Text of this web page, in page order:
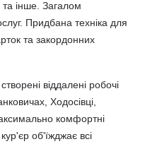
інше. Загалом
Придбана техніка для
та закордонних
віддалені робочі
Ходосівці,
комфортні
об'їжджає всі